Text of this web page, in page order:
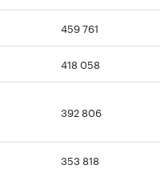
459 761
418 058
392 806
353 818